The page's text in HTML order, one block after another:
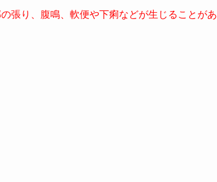
張り、腹鳴、軟便や下痢などが生じることがあ